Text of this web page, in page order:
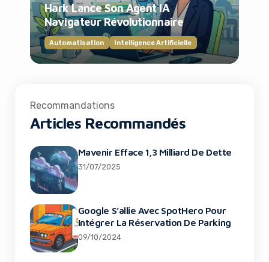
Hark Lance Son Agent IA
Navigateur Révolutionnaire
Automatisation Intelligence Artificielle
Recommandations
Articles Recommandés
Mavenir Efface 1,3 Milliard De Dette
31/07/2025
Google S’allie Avec SpotHero Pour
Intégrer La Réservation De Parking
09/10/2024